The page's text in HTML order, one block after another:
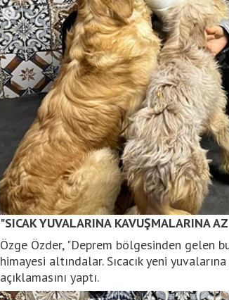
"SICAK YUVALARINA KAVUŞMALARINA
Özge Özder, "Deprem bölgesinden gelen
himayesi altındalar. Sıcacık yeni
açıklamasını yaptı.